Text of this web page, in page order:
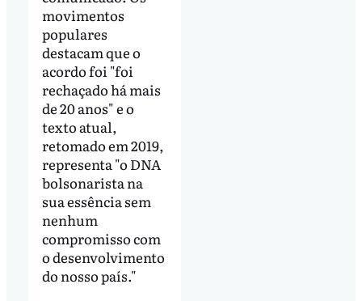
movimentos
populares
destacam que o
acordo foi "foi
rechaçado há mais
de 20 anos" e o
texto atual,
retomado em 2019,
representa "o DNA
bolsonarista na
sua essência sem
nenhum
compromisso com
o desenvolvimento
do nosso país."